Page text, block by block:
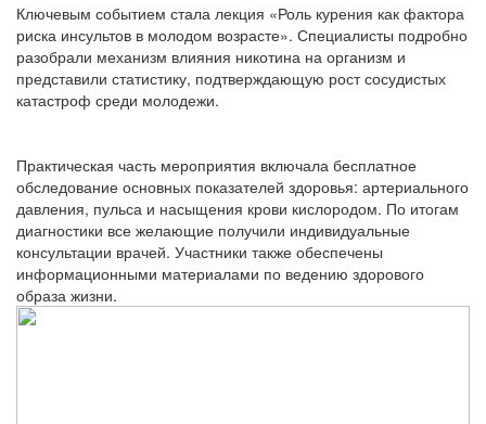
Ключевым событием стала лекция «Роль курения как фактора
риска инсультов в молодом возрасте». Специалисты подробно
разобрали механизм влияния никотина на организм и
представили статистику, подтверждающую рост сосудистых
катастроф среди молодежи.
Практическая часть мероприятия включала бесплатное
обследование основных показателей здоровья: артериального
давления, пульса и насыщения крови кислородом. По итогам
диагностики все желающие получили индивидуальные
консультации врачей. Участники также обеспечены
информационными материалами по ведению здорового
образа жизни.